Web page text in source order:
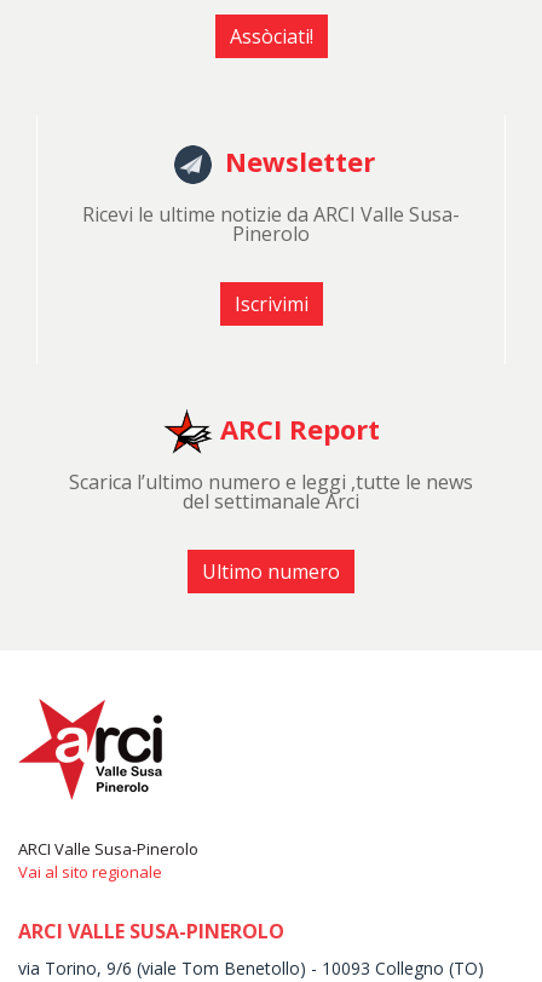
Assòciati!
Newsletter
Ricevi le ultime notizie da ARCI Valle Susa-
Pinerolo
Iscrivimi
ARCI Report
Scarica l’ultimo numero e leggi ,tutte le news
del settimanale Arci
Ultimo numero
ARCI Valle Susa-Pinerolo
Vai al sito regionale
ARCI VALLE SUSA-PINEROLO
via Torino, 9/6 (viale Tom Benetollo) - 10093 Collegno (TO)